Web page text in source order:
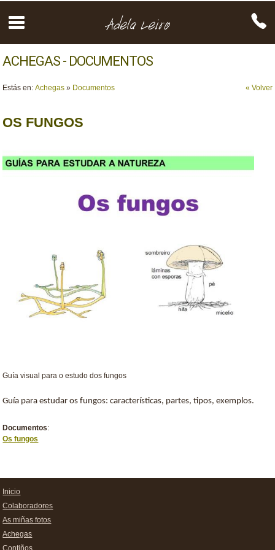
ACHEGAS - DOCUMENTOS
« Volver
Estás en:Achegas » Documentos
OS FUNGOS
Guía visual para o estudo dos fungos
Guía para estudar os fungos: características, partes, tipos, exemplos.
Documentos:
Os fungos
Inicio
Colaboradores
As miñas fotos
Achegas
Contiños